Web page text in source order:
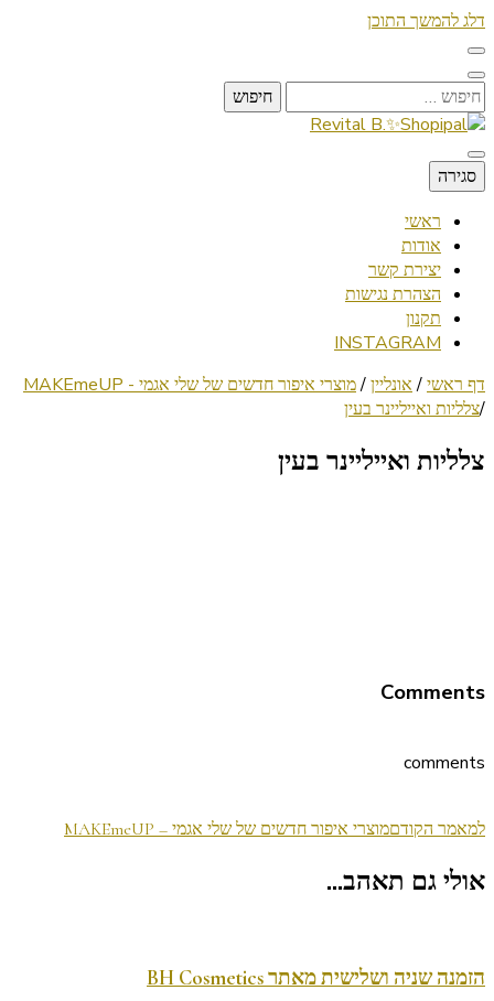
דלג להמשך התוכן
חיפוש:
Revital B.✨Shopipal
Lifestyle ✦ Beauty ✦ Vegan ✦ Travel
סגירה
ראשי
אודות
יצירת קשר
הצהרת נגישות
תקנון
INSTAGRAM
דף ראשי/ אונליין/מוצרי איפור חדשים של שלי אגמי - MAKEmeUP
/צלליות ואייליינר בעין
צלליות ואייליינר בעין
Comments
comments
ניווט
בפוסטים
למאמר הקודםמוצרי איפור חדשים של שלי אגמי – MAKEmeUP
אולי גם תאהב...
הזמנה שניה ושלישית מאתר BH Cosmetics